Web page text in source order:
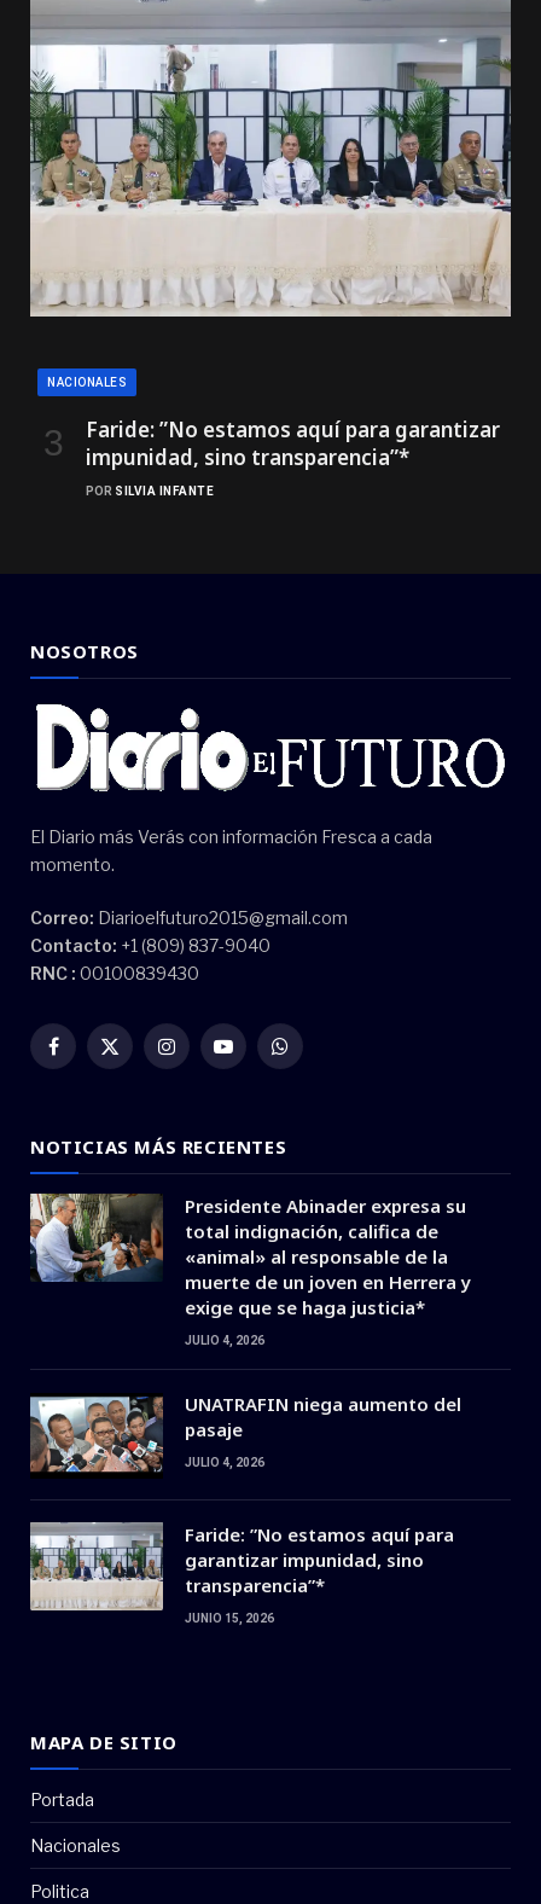
NACIONALES
Faride: ”No estamos aquí para garantizar
impunidad, sino transparencia”*
POR SILVIA INFANTE
NOSOTROS
El Diario más Verás con información Fresca a cada
momento.
Correo: Diarioelfuturo2015@gmail.com
Contacto: +1 (809) 837-9040
RNC : 00100839430
Facebook
X
InstagramYouTubeWhatsApp
NOTICIAS MÁS RECIENTES
Presidente Abinader expresa su
total indignación, califica de
«animal» al responsable de la
muerte de un joven en Herrera y
exige que se haga justicia*
JULIO 4, 2026
UNATRAFIN niega aumento del
pasaje
JULIO 4, 2026
Faride: ”No estamos aquí para
garantizar impunidad, sino
transparencia”*
JUNIO 15, 2026
MAPA DE SITIO
Portada
Nacionales
Politica